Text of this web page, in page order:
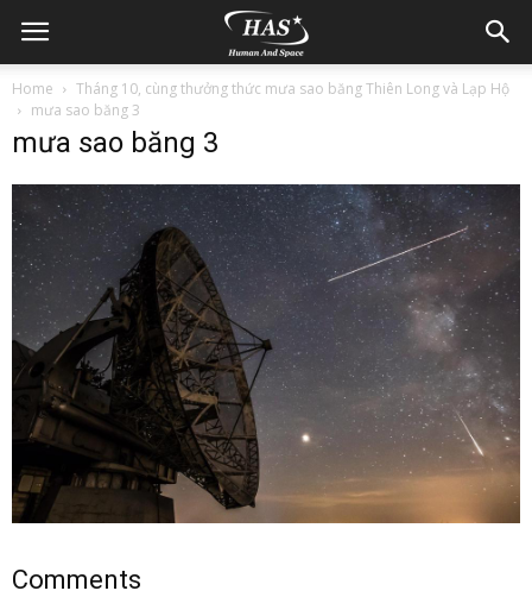
Home
Tháng 10, cùng thưởng thức mưa sao băng Thiên Long và Lạp Hộ
mưa sao băng 3
mưa sao băng 3
Comments